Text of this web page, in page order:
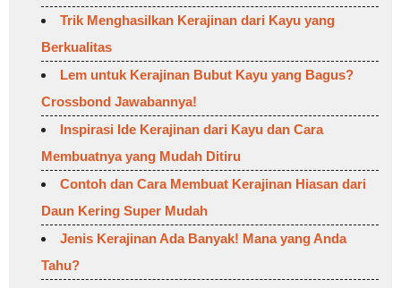
Trik Menghasilkan Kerajinan dari Kayu yang
Berkualitas
Lem untuk Kerajinan Bubut Kayu yang Bagus?
Crossbond Jawabannya!
Inspirasi Ide Kerajinan dari Kayu dan Cara
Membuatnya yang Mudah Ditiru
Contoh dan Cara Membuat Kerajinan Hiasan dari
Daun Kering Super Mudah
Jenis Kerajinan Ada Banyak! Mana yang Anda
Tahu?